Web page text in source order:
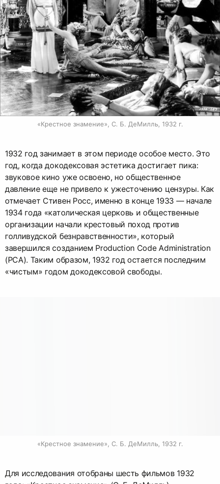
«Крестное знамение», С. Б. ДеМилль, 1932 г.
1932 год занимает в этом периоде особое место. Это
год, когда докодексовая эстетика достигает пика:
звуковое кино уже освоено, но общественное
давление еще не привело к ужесточению цензуры. Как
отмечает Стивен Росс, именно в конце 1933 — начале
1934 года «католическая церковь и общественные
организации начали крестовый поход против
голливудской безнравственности», который
завершился созданием Production Code Administration
(PCA). Таким образом, 1932 год остается последним
«чистым» годом докодексовой свободы.
«Крестное знамение», С. Б. ДеМилль, 1932 г.
Для исследования отобраны шесть фильмов 1932